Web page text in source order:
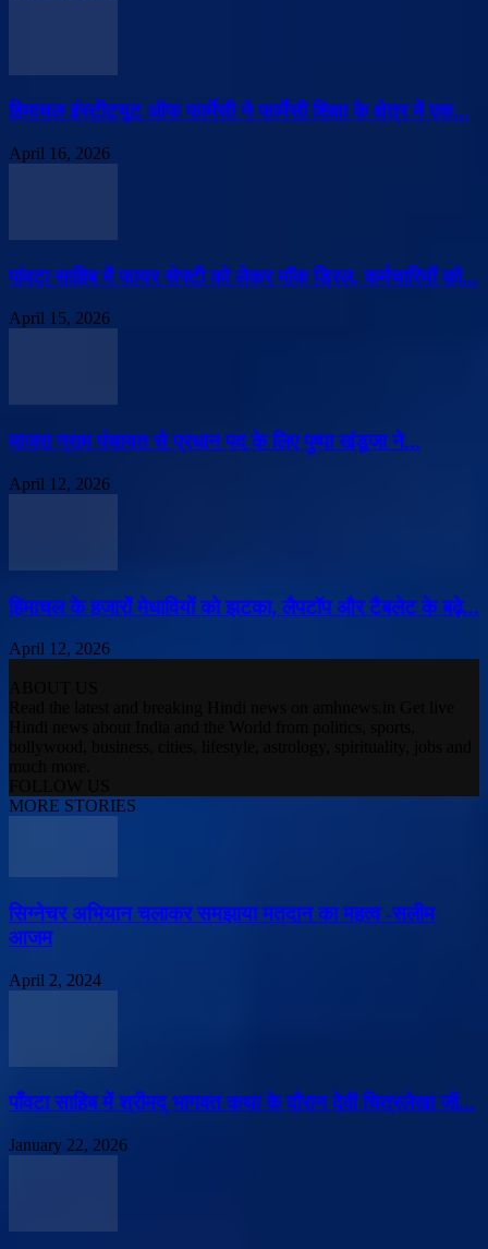
हिमाचल इंस्टीट्यूट ऑफ फार्मेसी ने फार्मेसी शिक्षा के क्षेत्र में एक...
April 16, 2026
पांवटा साहिब में फायर सेफ्टी को लेकर मॉक ड्रिल, कर्मचारियों को...
April 15, 2026
माजरा ग्राम पंचायत से प्रधान पद के लिए पुष्पा खंडूजा ने...
April 12, 2026
हिमाचल के हजारों मेधावियों को झटका, लैपटॉप और टैबलेट के बढ़े...
April 12, 2026
MORE STORIES
सिग्नेचर अभियान चलाकर समझाया मतदान का महत्व -सलीम
आजम
April 2, 2024
पाँवटा साहिब में श्रीमद् भागवत कथा के दौरान देवी चित्रलेखा जी...
January 22, 2026